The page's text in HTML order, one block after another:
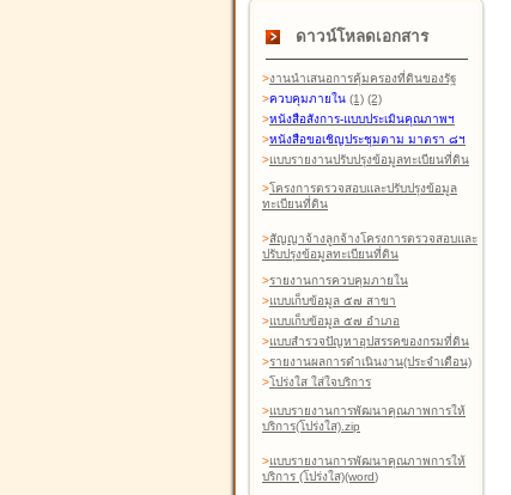
ดาวน์โหลดเอกสาร
>งานนำเสนอการคุ้มครองที่ดินของรัฐ
>ควบคุมภายใน (1) (2)
>หนังสือสังการ-แบบประเมินคุณภาพฯ
>หนังสือขอเชิญประชุมตาม มาตรา ๘ฯ
>แบบรายงานปรับปรุงข้อมูลทะเบียนที่ดิน
>โครงการตรวจสอบและปรับปรุงข้อมูล
ทะเบียนที่ดิน
>สัญญาจ้างลูกจ้างโครงการตรวจสอบและ
ปรับปรุงข้อมูลทะเบียนที่ดิน
>รายงานการควบคุมภายใน
>แบบเก็บข้อมูล ๕๗ สาขา
>แบบเก็บข้อมูล ๕๗ อำเภอ
>แบบสำรวจปัญหาอุปสรรคของกรมที่ดิน
>รายงานผลการดำเนินงาน(ประจำเดือน)
>โปร่งใส ใส่ใจบริการ
>แบบรายงานการพัฒนาคุณภาพการให้
บริการ(โปร่งใส).zip
>แบบรายงานการพัฒนาคุณภาพการให้
บริการ (โปร่งใส)(word)